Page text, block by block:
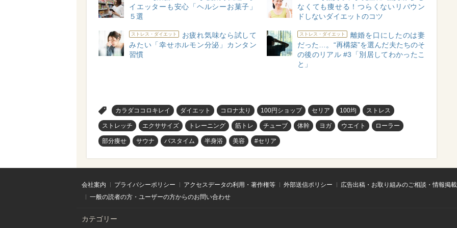
イエッターも安心「ヘルシーお菓子」
５選
なくても痩せる！つらくないリバウン
ドしないダイエットのコツ
ストレス・ダイエット
お疲れ気味なら試して
みたい「幸せホルモン分泌」カンタン
習慣
ストレス・ダイエット
離婚を口にしたのは妻
だった…。“再構築”を選んだ夫たちのそ
の後のリアル #3「別居してわかったこ
と」
カラダココロキレイ ダイエット コロナ太り 100円ショップ セリア 100均 ストレス
ストレッチ エクササイズ トレーニング 筋トレ チューブ 体幹 ヨガ ウエイト ローラー
部分痩せ サウナ バスタイム 半身浴 美容 #セリア
会社案内 プライバシーポリシー アクセスデータの利用・著作権等 外部送信ポリシー
広告出稿・お取り組みのご相談・情報掲
一般の読者の方・ユーザーの方からのお問い合わせ
カテゴリー